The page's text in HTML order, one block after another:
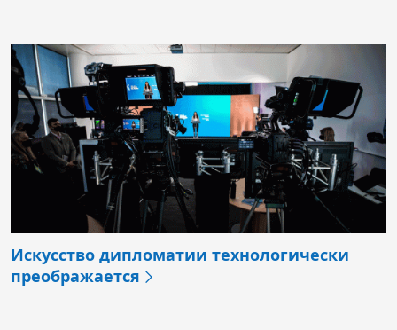
Искусство дипломатии технологически
преображается